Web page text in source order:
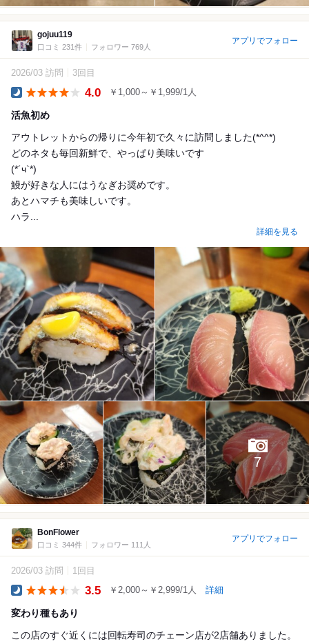
gojuu119
口コミ 231件 フォロワー 769人
アプリでフォロー
2026/03 訪問 3回目
4.0 ￥1,000～￥1,999/1人
活魚初め
アウトレットからの帰りに今年初で久々に訪問しました(*^^*)
どのネタも毎回新鮮で、やっぱり美味いです
(*´ч`*)
鰻が好きな人にはうなぎお奨めです。
あとハマチも美味しいです。
ハラ...
詳細を見る
7
BonFlower
口コミ 344件 フォロワー 111人
アプリでフォロー
2026/03 訪問 1回目
3.5 ￥2,000～￥2,999/1人 詳細
変わり種もあり
この店のすぐ近くには回転寿司のチェーン店が2店舗ありました。